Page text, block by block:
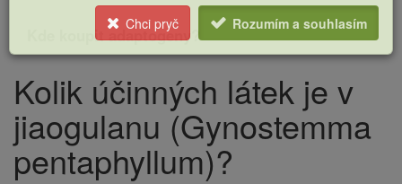
Kde koupit adaptogeny?
Drobečková
navigace
Kolik účinných látek je v
jiaogulanu (Gynostemma
pentaphyllum)?
Chci pryč Rozumím a souhlasím